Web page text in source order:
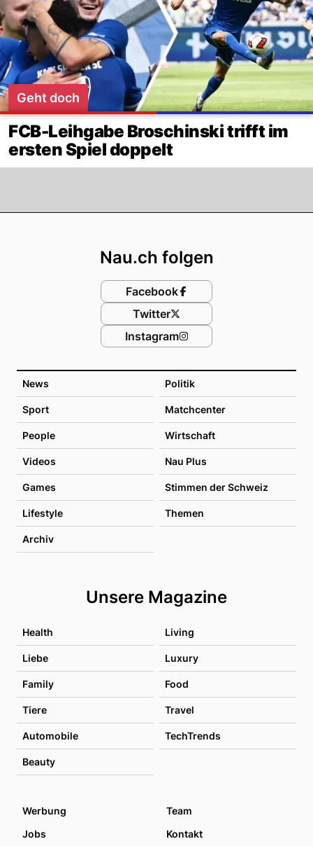
Geht doch
FCB-Leihgabe Broschinski trifft im
ersten Spiel doppelt
News Politik
Sport Matchcenter
People Wirtschaft
Videos Nau Plus
Games Stimmen der Schweiz
Lifestyle Themen
Archiv
Unsere Magazine
Health Living
Liebe Luxury
Family Food
Tiere Travel
Automobile TechTrends
Beauty
Nau.ch folgen
Facebook
Twitter
Instagram
Werbung
Team
Jobs
Kontakt